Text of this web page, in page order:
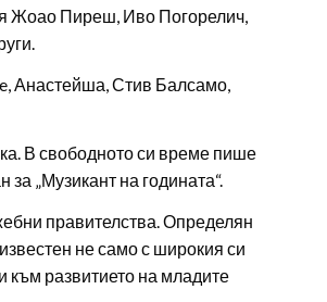
Жоао Пиреш, Иво Погорелич,
Анастейша, Стив Балсамо,
В свободното си време пише
за „Музикант на годината“.
правителства. Определян
не само с широкия си
към развитието на младите